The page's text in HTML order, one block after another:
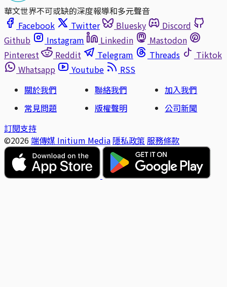
華文世界不可或缺的深度報導和多元聲音
Facebook
Twitter Bluesky
Discord
Github
Instagram Linkedin
Mastodon
Pinterest
Reddit Telegram Threads
Tiktok
Whatsapp
Youtube
RSS
關於我們
聯絡我們
加入我們
常見問題
版權聲明
公司新聞
訂閱支持
©2026 端傳媒 Initium Media 隱私政策 服務條款